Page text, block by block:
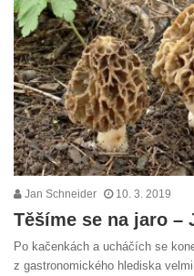
Jan Schneider 10. 3. 2019
Těšíme se na jaro –
Po kačenkách a ucháčích se
z gastronomického hlediska